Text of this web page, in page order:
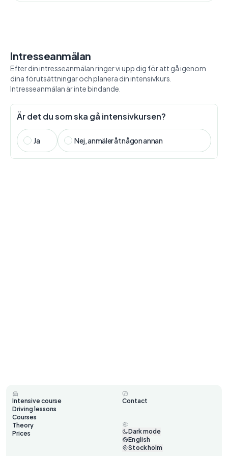
Intresseanmälan
Efter din intresseanmälan ringer vi upp dig för att gå igenom
dina förutsättningar och planera din intensivkurs.
Intresseanmälan är inte bindande.
Är det du som ska gå intensivkursen?
Ja Nej, anmäler åt någon annan
Intensive course
Driving lessons
Courses
Theory
Prices
Contact
Dark mode
English
Stockholm